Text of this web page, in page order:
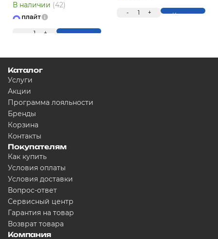
В наличии (42)
1 + Купить
- 1 + Купить
Каталог
Услуги
Акции
Программа лояльности
Бренды
Корзина
Контакты
Покупателям
Как купить
Условия оплаты
Условия доставки
Вопрос-ответ
Сервисный центр
Гарантия на товар
Возврат товара
Компания